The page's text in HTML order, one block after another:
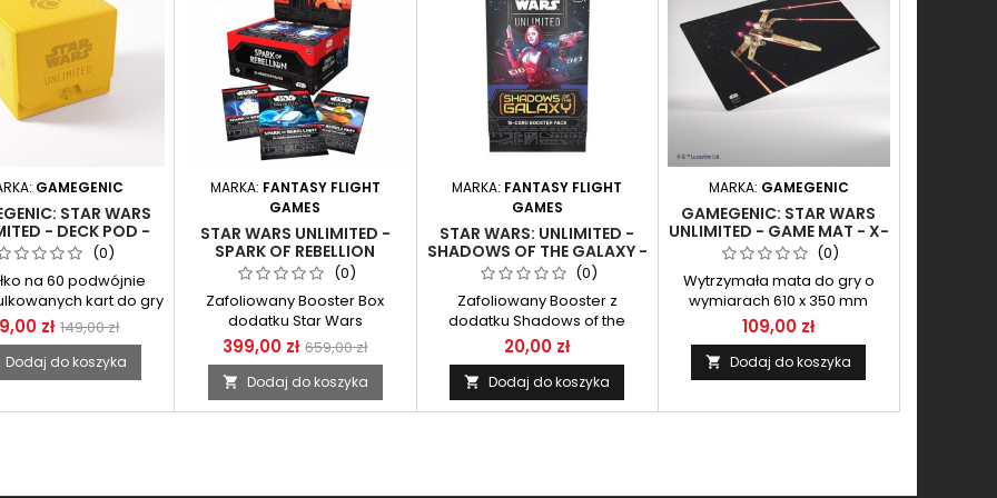
GAMEGENIC
STAR WARS
- DECK POD -
(PUDEŁKO ŻÓŁTE)
(0)
na 60 podwójnie
kart do gry
Wars: Unlimited
zł 149,00 zł
Dodaj do koszyka
MARKA: FANTASY FLIGHT
GAMES
STAR WARS UNLIMITED -
SPARK OF REBELLION
BOOSTER BOX SEALED
(0)
Zafoliowany Booster Box
dodatku Star Wars
Unlimited Booster Box Spark of
Rebellion zawiera 24
boosterki.
399,00 zł 659,00 zł
 Dodaj do koszyka
MARKA: FANTASY FLIGHT
GAMES
STAR WARS: UNLIMITED -
SHADOWS OF THE GALAXY -
BOOSTER PACK
(0)
Zafoliowany Booster z
dodatku Shadows of the
Galaxy
20,00 zł
 Dodaj do koszyka
MARKA: GAMEGENIC
GAMEGENIC: STAR WARS
UNLIMITED - GAME MAT - X-
WING
(0)
Wytrzymała mata do gry o
wymiarach 610 x 350 mm
109,00 zł
 Dodaj do koszyka